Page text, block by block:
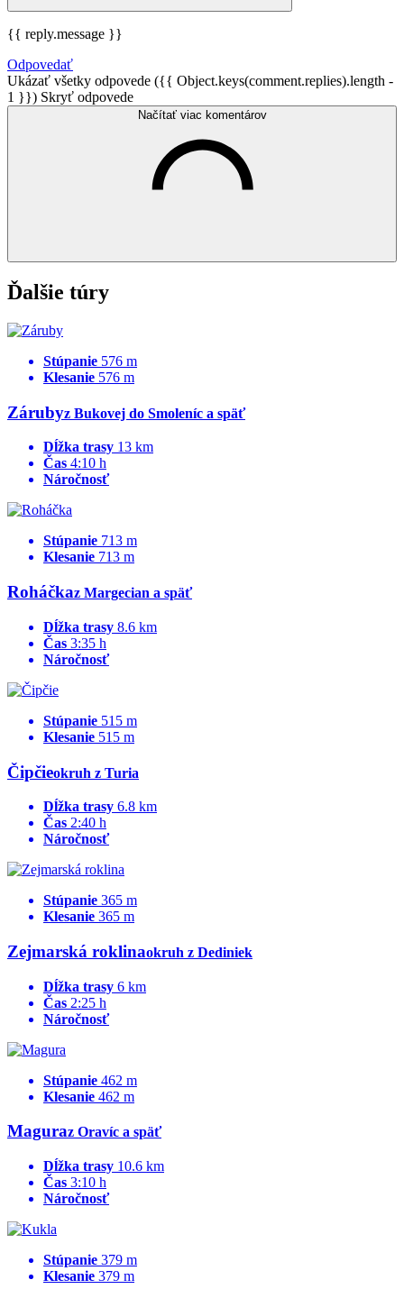
{{ reply.message }}
Odpovedať
Ukázať všetky odpovede ({{ Object.keys(comment.replies).length -
1 }}) Skryť odpovede
Načítať viac komentárov
Ďalšie túry
Stúpanie 576 m
Klesanie 576 m
Zárubyz Bukovej do Smoleníc a späť
Dĺžka trasy 13 km
Čas 4:10 h
Náročnosť
Stúpanie 713 m
Klesanie 713 m
Roháčkaz Margecian a späť
Dĺžka trasy 8.6 km
Čas 3:35 h
Náročnosť
Stúpanie 515 m
Klesanie 515 m
Čipčieokruh z Turia
Dĺžka trasy 6.8 km
Čas 2:40 h
Náročnosť
Stúpanie 365 m
Klesanie 365 m
Zejmarská roklinaokruh z Dediniek
Dĺžka trasy 6 km
Čas 2:25 h
Náročnosť
Stúpanie 462 m
Klesanie 462 m
Maguraz Oravíc a späť
Dĺžka trasy 10.6 km
Čas 3:10 h
Náročnosť
Stúpanie 379 m
Klesanie 379 m